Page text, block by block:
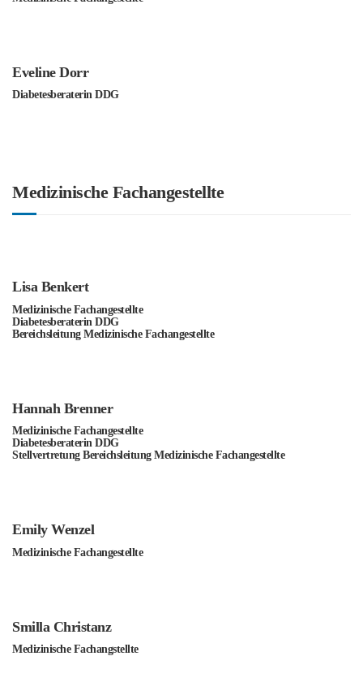
Eveline Dorr
Diabetesberaterin DDG
Medizinische Fachangestellte
Lisa Benkert
Medizinische Fachangestellte
Diabetesberaterin DDG
Bereichsleitung Medizinische Fachangestellte
Hannah Brenner
Medizinische Fachangestellte
Diabetesberaterin DDG
Stellvertretung Bereichsleitung Medizinische Fachangestellte
Emily Wenzel
Medizinische Fachangestellte
Smilla Christanz
Medizinische Fachangstellte